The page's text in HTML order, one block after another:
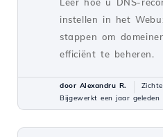
instellen in het
stappen om
efficiënt te beheren.
door Alexandru R.
Bijgewerkt een jaar geleden